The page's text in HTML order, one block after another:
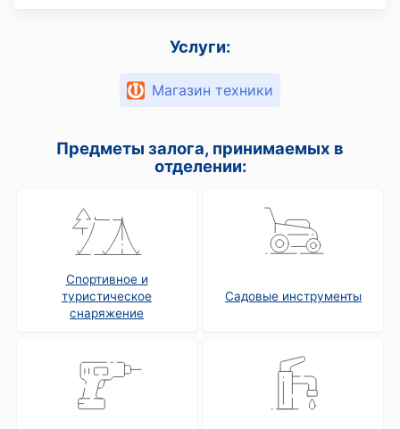
Услуги:
Магазин техники
Предметы залога, принимаемых в
отделении:
Спортивное и
туристическое
снаряжение
Садовые инструменты